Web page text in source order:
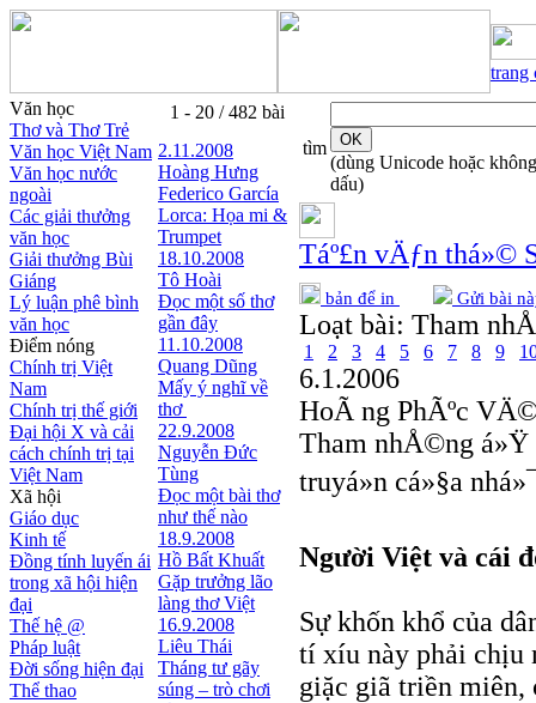
trang
Văn học
Thơ và Thơ Trẻ
Văn học Việt Nam
Văn học nước
ngoài
Các giải thưởng
văn học
Giải thưởng Bùi
Giáng
Lý luận phê bình
văn học
Điểm nóng
Chính trị Việt
Nam
Chính trị thế giới
Đại hội X và cải
cách chính trị tại
Việt Nam
Xã hội
Giáo dục
Kinh tế
Đồng tính luyến ái
trong xã hội hiện
đại
Thế hệ @
Pháp luật
Đời sống hiện đại
Thể thao
1 - 20 / 482 bài
2.11.2008
Hoàng Hưng
Federico García
Lorca: Họa mi &
Trumpet
18.10.2008
Tô Hoài
Đọc một số thơ
gần đây
11.10.2008
Quang Dũng
Mấy ý nghĩ về
thơ
22.9.2008
Nguyễn Đức
Tùng
Đọc một bài thơ
như thế nào
18.9.2008
Hồ Bất Khuất
Gặp trưởng lão
làng thơ Việt
16.9.2008
Liêu Thái
Tháng tư gãy
súng – trò chơi
tìm
(dùng Unicode hoặc không
dấu)
Táº£n vÄƒn thá»©
bản để in Gửi bài
Loạt bài: Tham
1 2 3 4 5 6 7 8 9
6.1.2006
HoÃ ng PhÃºc
Tham nhÅ©ng
truyá»n cá»§a
Người Việt và cái
Sự khốn khổ của
tí xíu này phải chịu
giặc giã triền miên,